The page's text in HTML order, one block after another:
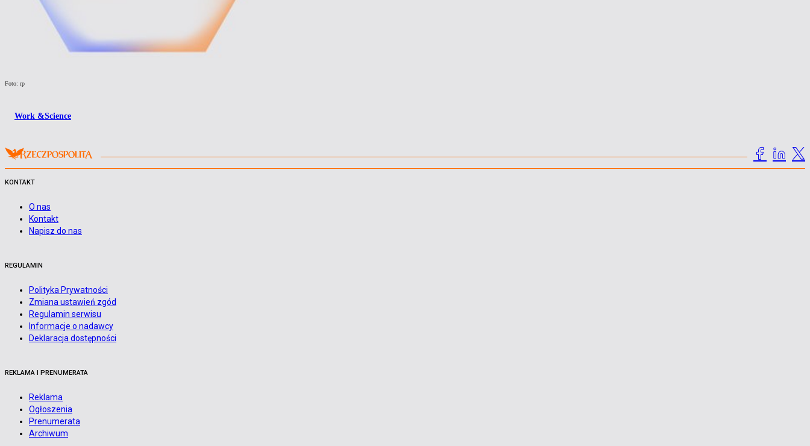
Foto: rp
Work &Science
KONTAKT
O nas
Kontakt
Napisz do nas
REGULAMIN
Polityka Prywatności
Zmiana ustawień zgód
Regulamin serwisu
Informacje o nadawcy
Deklaracja dostępności
REKLAMA I PRENUMERATA
Reklama
Ogłoszenia
Prenumerata
Archiwum